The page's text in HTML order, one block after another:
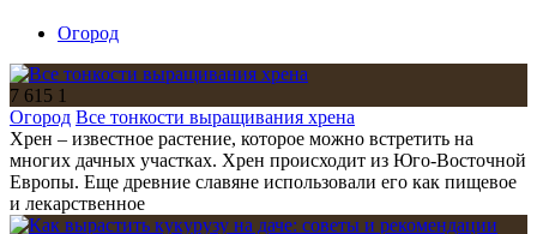
Огород
7 615 1
Огород Все тонкости выращивания хрена
Хрен – известное растение, которое можно встретить на
многих дачных участках. Хрен происходит из Юго-Восточной
Европы. Еще древние славяне использовали его как пищевое
и лекарственное